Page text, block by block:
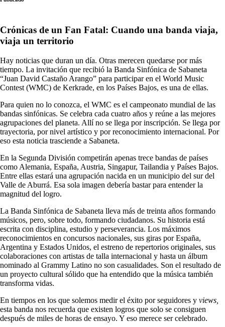
Crónicas de un Fan Fatal: Cuando una banda viaja,
viaja un territorio
Hay noticias que duran un día. Otras merecen quedarse por más
tiempo. La invitación que recibió la Banda Sinfónica de Sabaneta
“Juan David Castaño Arango” para participar en el World Music
Contest (WMC) de Kerkrade, en los Países Bajos, es una de ellas.
Para quien no lo conozca, el WMC es el campeonato mundial de las
bandas sinfónicas. Se celebra cada cuatro años y reúne a las mejores
agrupaciones del planeta. Allí no se llega por inscripción. Se llega por
trayectoria, por nivel artístico y por reconocimiento internacional. Por
eso esta noticia trasciende a Sabaneta.
En la Segunda División competirán apenas trece bandas de países
como Alemania, España, Austria, Singapur, Tailandia y Países Bajos.
Entre ellas estará una agrupación nacida en un municipio del sur del
Valle de Aburrá. Esa sola imagen debería bastar para entender la
magnitud del logro.
La Banda Sinfónica de Sabaneta lleva más de treinta años formando
músicos, pero, sobre todo, formando ciudadanos. Su historia está
escrita con disciplina, estudio y perseverancia. Los máximos
reconocimientos en concursos nacionales, sus giras por España,
Argentina y Estados Unidos, el estreno de repertorios originales, sus
colaboraciones con artistas de talla internacional y hasta un álbum
nominado al Grammy Latino no son casualidades. Son el resultado de
un proyecto cultural sólido que ha entendido que la música también
transforma vidas.
En tiempos en los que solemos medir el éxito por seguidores y views,
esta banda nos recuerda que existen logros que solo se consiguen
después de miles de horas de ensayo. Y eso merece ser celebrado.